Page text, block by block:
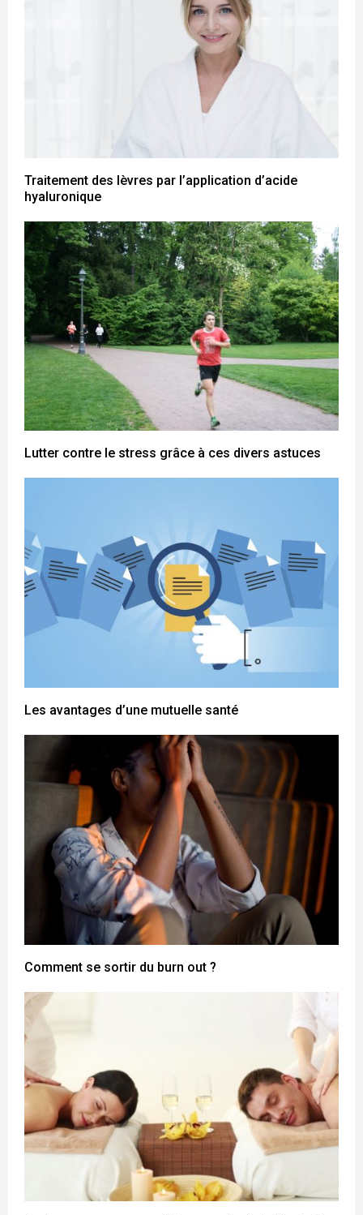
Traitement des lèvres par l’application d’acide
hyaluronique
Lutter contre le stress grâce à ces divers astuces
Les avantages d’une mutuelle santé
Comment se sortir du burn out ?